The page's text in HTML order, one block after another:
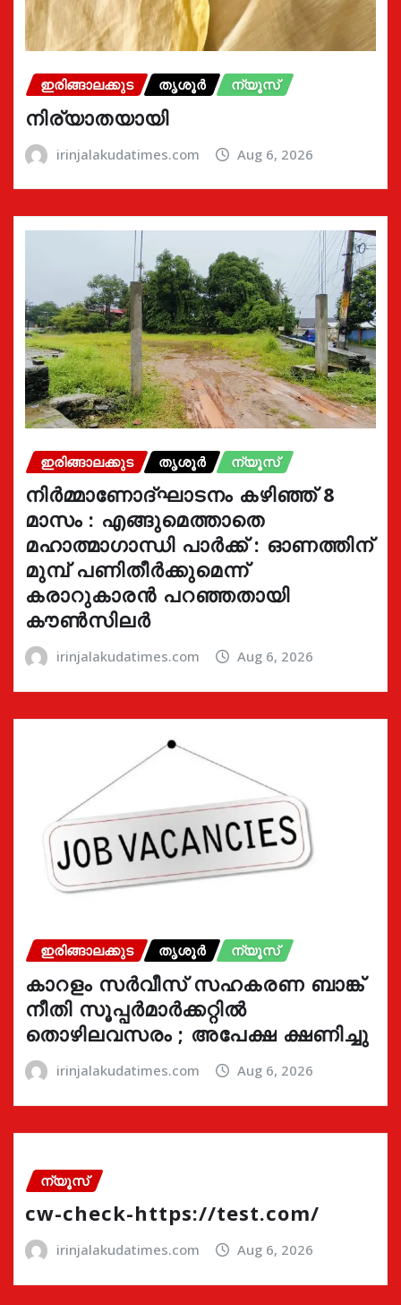
ഇരിങ്ങാലക്കുട തൃശൂർ ന്യൂസ്
നിര്യാതയായി
irinjalakudatimes.com Aug 6, 2026
ഇരിങ്ങാലക്കുട തൃശൂർ ന്യൂസ്
നിർമ്മാണോദ്ഘാടനം കഴിഞ്ഞ് 8
മാസം : എങ്ങുമെത്താതെ
മഹാത്മാഗാന്ധി പാർക്ക് : ഓണത്തിന്
മുമ്പ് പണിതീർക്കുമെന്ന്
കരാറുകാരൻ പറഞ്ഞതായി
കൗൺസിലർ
irinjalakudatimes.com Aug 6, 2026
ഇരിങ്ങാലക്കുട തൃശൂർ ന്യൂസ്
കാറളം സർവീസ് സഹകരണ ബാങ്ക്
നീതി സൂപ്പർമാർക്കറ്റിൽ
തൊഴിലവസരം ; അപേക്ഷ ക്ഷണിച്ചു
irinjalakudatimes.com Aug 6, 2026
ന്യൂസ്
cw-check-https://test.com/
irinjalakudatimes.com Aug 6, 2026